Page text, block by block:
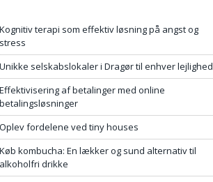
Kognitiv terapi som effektiv løsning på angst og
stress
Unikke selskabslokaler i Dragør til enhver lejlighed
Effektivisering af betalinger med online
betalingsløsninger
Oplev fordelene ved tiny houses
Køb kombucha: En lækker og sund alternativ til
alkoholfri drikke